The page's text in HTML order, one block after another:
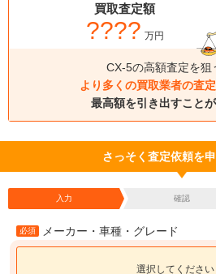
買取査定額
???? 万円
CX-5の高額査定を狙
より多くの買取業者の査定
最高額を引き出すことが
さっそく査定依頼を
入力 確認
必須 メーカー・車種・グレード
選択してください